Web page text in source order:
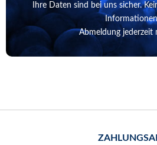
Ihre Daten sind bei uns sicher.
Abmeldung jederzeit